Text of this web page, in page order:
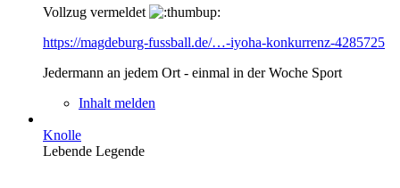
Vollzug vermeldet
https://magdeburg-fussball.de/…-iyoha-konkurrenz-4285725
Jedermann an jedem Ort - einmal in der Woche Sport
Inhalt melden
Knolle
Lebende Legende